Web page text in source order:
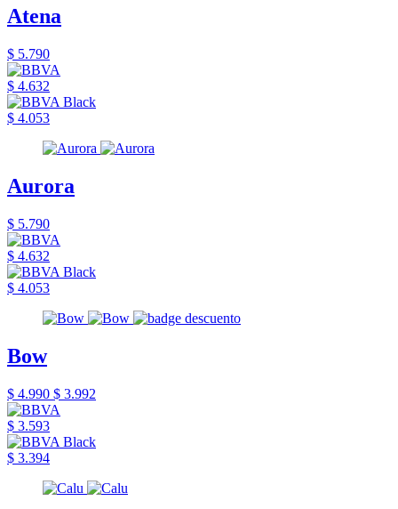
Atena
$ 5.790
$ 4.632
$ 4.053
Aurora
$ 5.790
$ 4.632
$ 4.053
Bow
$ 4.990 $ 3.992
$ 3.593
$ 3.394